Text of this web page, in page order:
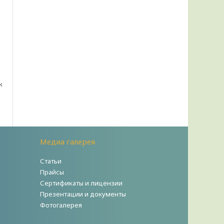
Медиа галерея
Статьи
Прайсы
Сертификаты и лицензии
Презентации и документы
Фотогалерея